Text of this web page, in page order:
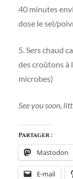
40 minutes
dose le sel/
5. Sers chaud
des croûtons à
microbes)
See you soon,
Partager :
Mastodon
E-mail